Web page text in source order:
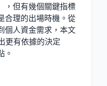
，但有幾個關鍵指標
合理的出場時機。從
個人資金需求，本文
更有依據的決定
。